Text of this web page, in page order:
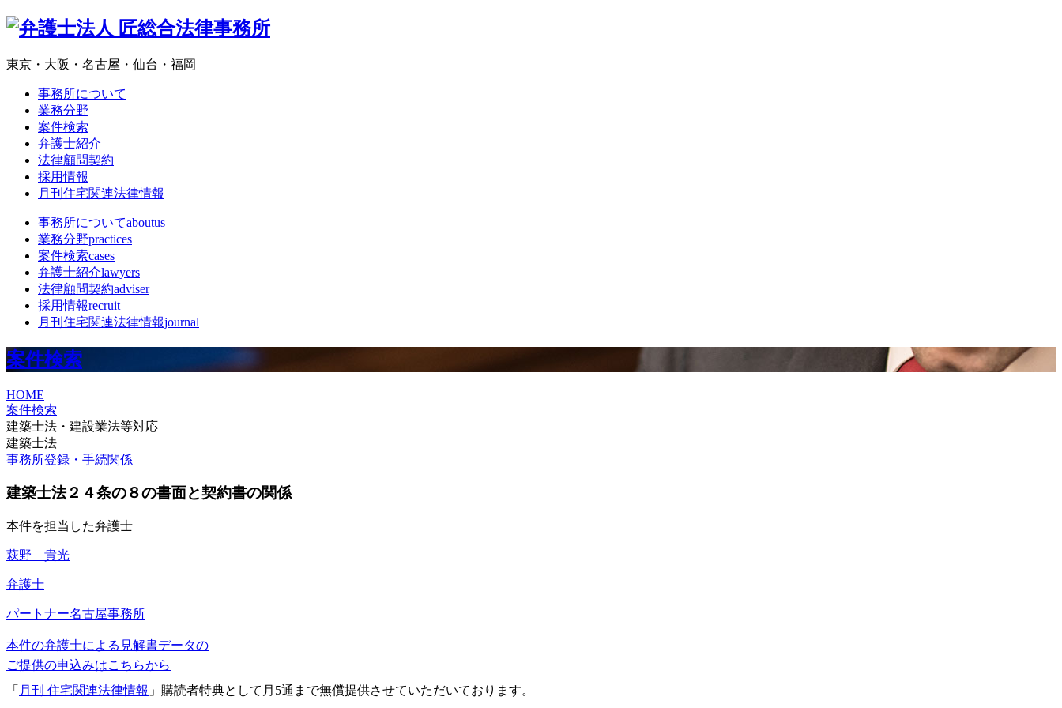
東京・大阪・名古屋・仙台・福岡
事務所について
業務分野
案件検索
弁護士紹介
法律顧問契約
採用情報
月刊住宅関連法律情報
事務所についてaboutus
業務分野practices
案件検索cases
弁護士紹介lawyers
法律顧問契約adviser
採用情報recruit
月刊住宅関連法律情報journal
案件検索
HOME
案件検索
建築士法・建設業法等対応
建築士法
事務所登録・手続関係
建築士法２４条の８の書面と契約書の関係
本件を担当した弁護士
萩野 貴光
弁護士
パートナー名古屋事務所
本件の弁護士による見解書データの
ご提供の申込みはこちらから
「 月刊 住宅関連法律情報 」購読者特典として月5通まで無償提供させていただいております。